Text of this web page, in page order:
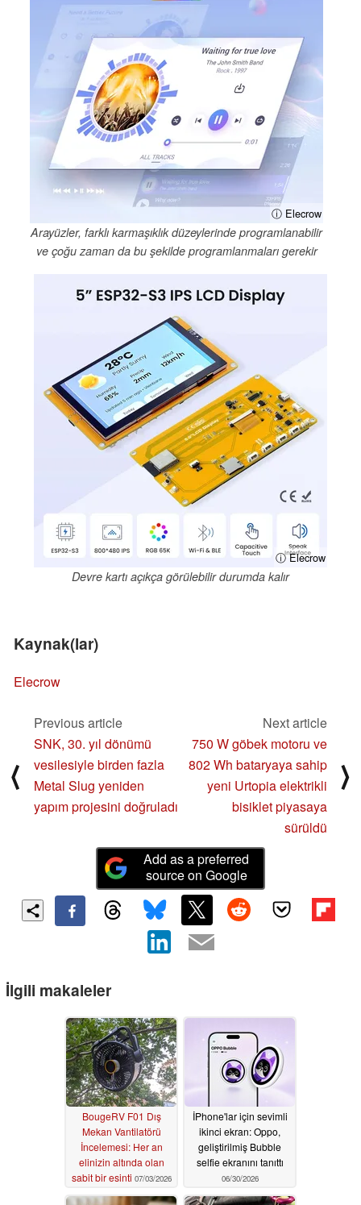
ⓘ Elecrow
Arayüzler, farklı karmaşıklık düzeylerinde programlanabilir
ve çoğu zaman da bu şekilde programlanmaları gerekir
ⓘ Elecrow
Devre kartı açıkça görülebilir durumda kalır
Kaynak(lar)
Elecrow
⟨
Previous article
SNK, 30. yıl dönümü
vesilesiyle birden fazla
Metal Slug yeniden
yapım projesini doğruladı
Next article
750 W göbek motoru ve
802 Wh bataryaya sahip
yeni Urtopia elektrikli
bisiklet piyasaya
sürüldü
⟩
Add as a preferred
source on Google
İlgili makaleler
BougeRV F01 Dış
Mekan Vantilatörü
İncelemesi: Her an
elinizin altında olan
sabit bir esinti 07/03/2026
İPhone'lar için sevimli
ikinci ekran: Oppo,
geliştirilmiş Bubble
selfie ekranını tanıttı
06/30/2026